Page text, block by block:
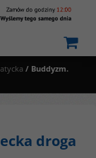
/ Buddyzm.
droga